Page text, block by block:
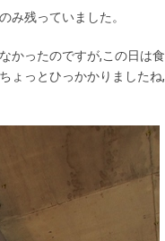
み残っていました。
かったのですが,この日は食
ょっとひっかかりましたね,